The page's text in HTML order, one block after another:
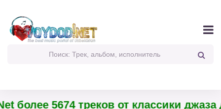
более 5674 треков от классики джаза